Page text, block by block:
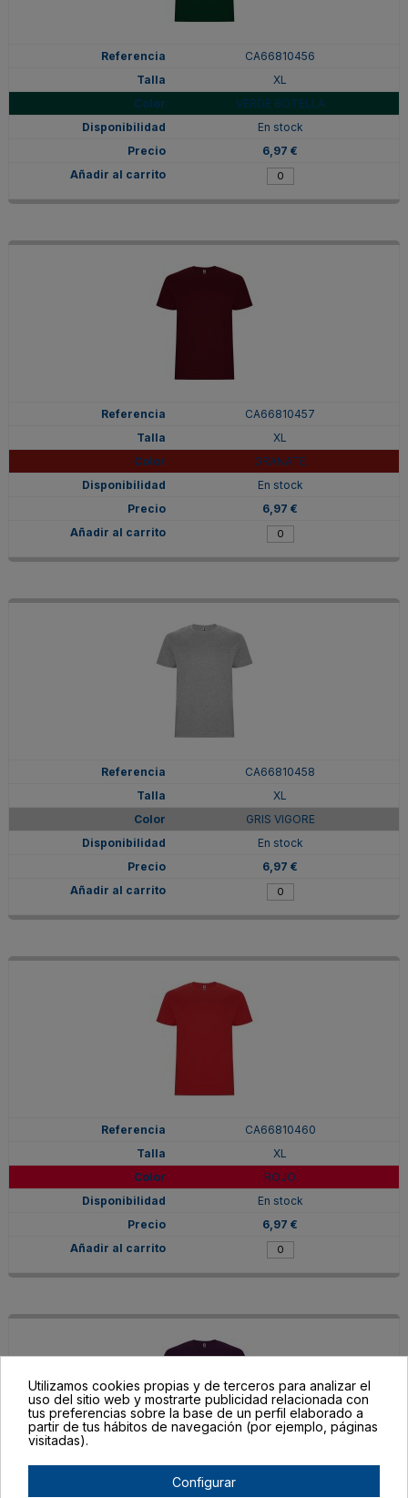
CA66810456
XL
VERDE BOTELLA
En stock
6,97 €
CA66810457
XL
GRANATE
En stock
6,97 €
CA66810458
XL
GRIS VIGORE
En stock
6,97 €
CA66810460
XL
ROJO
En stock
6,97 €
Utilizamos cookies propias y de terceros para analizar el
uso del sitio web y mostrarte publicidad relacionada con
tus preferencias sobre la base de un perfil elaborado a
partir de tus hábitos de navegación (por ejemplo, páginas
visitadas).
Configurar